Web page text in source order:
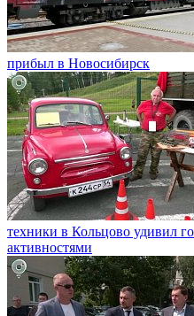
прибыл в Новосибирск
техники в Кольцово удивил
активностями